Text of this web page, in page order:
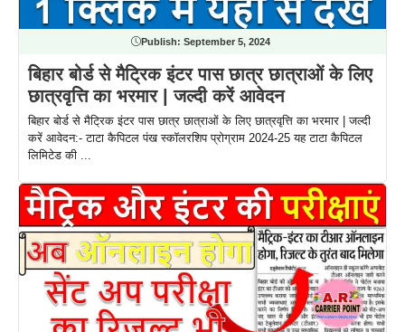
Publish: September 5, 2024
बिहार बोर्ड से मैट्रिक इंटर पास छात्र छात्राओं के लिए
छात्रवृत्ति का भरमार | जल्दी करें आवेदन
बिहार बोर्ड से मैट्रिक इंटर पास छात्र छात्राओं के लिए छात्रवृत्ति का भरमार | जल्दी
करें आवेदन:- टाटा कैपिटल पंख स्कॉलरशिप प्रोग्राम 2024-25 यह टाटा कैपिटल
लिमिटेड की ...